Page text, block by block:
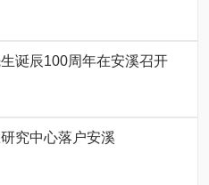
诞辰100周年在安溪召开
究中心落户安溪